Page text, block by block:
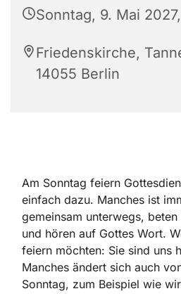
Sonntag, 9. Mai
Friedenskirche,
14055 Berlin
Am Sonntag feiern
einfach dazu. Manches ist
gemeinsam unterwegs,
und hören auf Gottes Wort.
feiern möchten: Sie sind uns
Manches ändert sich auch
Sonntag, zum Beispiel wie